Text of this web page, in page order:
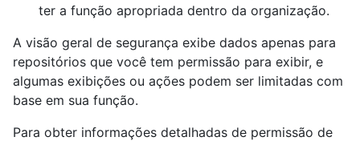
ter a função apropriada dentro da organização.
A visão geral de segurança exibe dados apenas para
repositórios que você tem permissão para exibir, e
algumas exibições ou ações podem ser limitadas com
base em sua função.
Para obter informações detalhadas de permissão de